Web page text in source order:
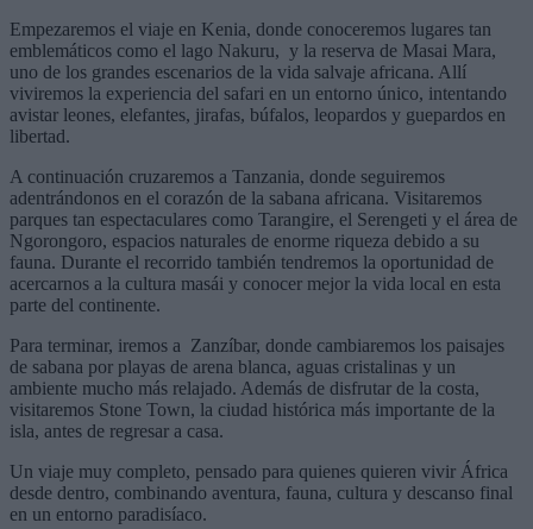
Empezaremos el viaje en Kenia, donde conoceremos lugares tan
emblemáticos como el lago Nakuru, y la reserva de Masai Mara,
uno de los grandes escenarios de la vida salvaje africana. Allí
viviremos la experiencia del safari en un entorno único, intentando
avistar leones, elefantes, jirafas, búfalos, leopardos y guepardos en
libertad.
A continuación cruzaremos a Tanzania, donde seguiremos
adentrándonos en el corazón de la sabana africana. Visitaremos
parques tan espectaculares como Tarangire, el Serengeti y el área de
Ngorongoro, espacios naturales de enorme riqueza debido a su
fauna. Durante el recorrido también tendremos la oportunidad de
acercarnos a la cultura masái y conocer mejor la vida local en esta
parte del continente.
Para terminar, iremos a Zanzíbar, donde cambiaremos los paisajes
de sabana por playas de arena blanca, aguas cristalinas y un
ambiente mucho más relajado. Además de disfrutar de la costa,
visitaremos Stone Town, la ciudad histórica más importante de la
isla, antes de regresar a casa.
Un viaje muy completo, pensado para quienes quieren vivir África
desde dentro, combinando aventura, fauna, cultura y descanso final
en un entorno paradisíaco.